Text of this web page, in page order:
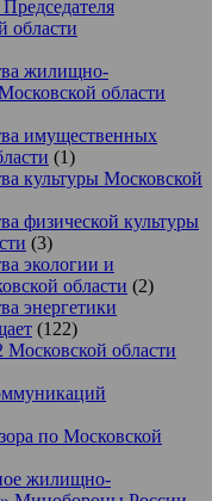
области
жилищно-
области
имущественных
(1)
культуры Московской
физической культуры
(3)
экологии и
области (2)
энергетики
(122)
области
по Московской
жилищно-